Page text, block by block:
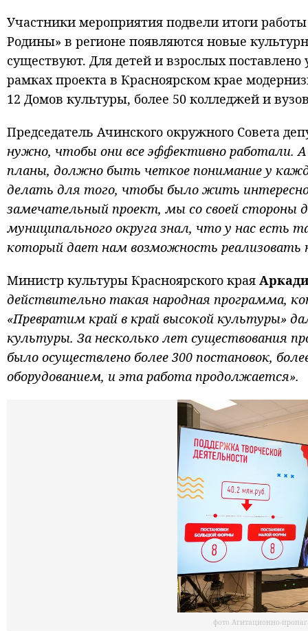
Участники мероприятия подвели итоги
Родины» в регионе появляются новые
существуют. Для детей и взрослых поставлено
рамках проекта в Красноярском крае
12 Домов культуры, более 50 колледжей и
Председатель Ачинского окружного Совета
нужно, чтобы они все эффективно
планы, должно быть четкое понимание у
делать для того, чтобы было жить
замечательный проект, мы со своей
муниципального округа знал, что у нас есть
который дает нам возможность
Министр культуры Красноярского края
действительно такая народная программа,
«Превратим край в край высокой культуры»
культуры. За несколько лет существования
было осуществлено более 300 постановок,
оборудованием, и эта работа продолжается».
фото Агитационно-